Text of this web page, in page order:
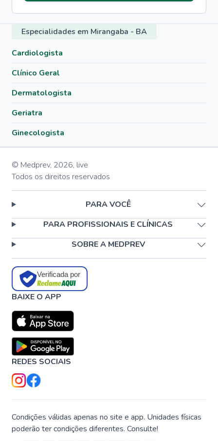
Especialidades em Mirangaba - BA
Cardiologista
Clínico Geral
Dermatologista
Geriatra
Ginecologista
© Medprev, 2026, live
Todos os direitos reservados
PARA VOCÊ
PARA PROFISSIONAIS E CLÍNICAS
SOBRE A MEDPREV
Verificada por
BAIXE O APP
REDES SOCIAIS
Condições válidas apenas no site e app. Unidades físicas
poderão ter condições diferentes. Consulte!